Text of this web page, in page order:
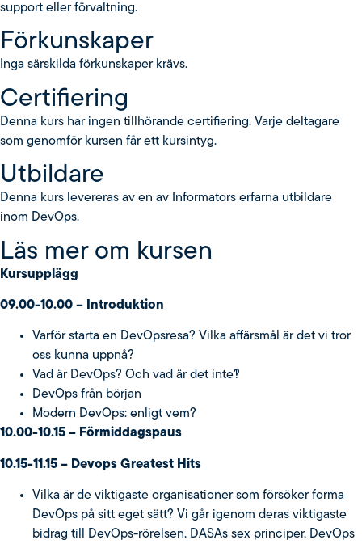
support eller förvaltning.
Förkunskaper
Inga särskilda förkunskaper krävs.
Certifiering
Denna kurs har ingen tillhörande certifiering. Varje deltagare
som genomför kursen får ett kursintyg.
Utbildare
Denna kurs levereras av en av Informators erfarna utbildare
inom DevOps.
Läs mer om kursen
Kursupplägg
09.00-10.00 – Introduktion
Varför starta en DevOpsresa? Vilka affärsmål är det vi tror
oss kunna uppnå?
Vad är DevOps? Och vad är det inte?!
DevOps från början
Modern DevOps: enligt vem?
10.00-10.15 – Förmiddagspaus
10.15-11.15 – Devops Greatest Hits
Vilka är de viktigaste organisationer som försöker forma
DevOps på sitt eget sätt? Vi går igenom deras viktigaste
bidrag till DevOps-rörelsen. DASAs sex principer, DevOps